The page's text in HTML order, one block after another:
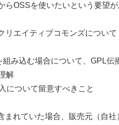
OSSを使いたいという要望
リエイティブコモンズについて
み込む場合について、GPL伝
解
について留意すべきこと
れていた場合、販売元（自社